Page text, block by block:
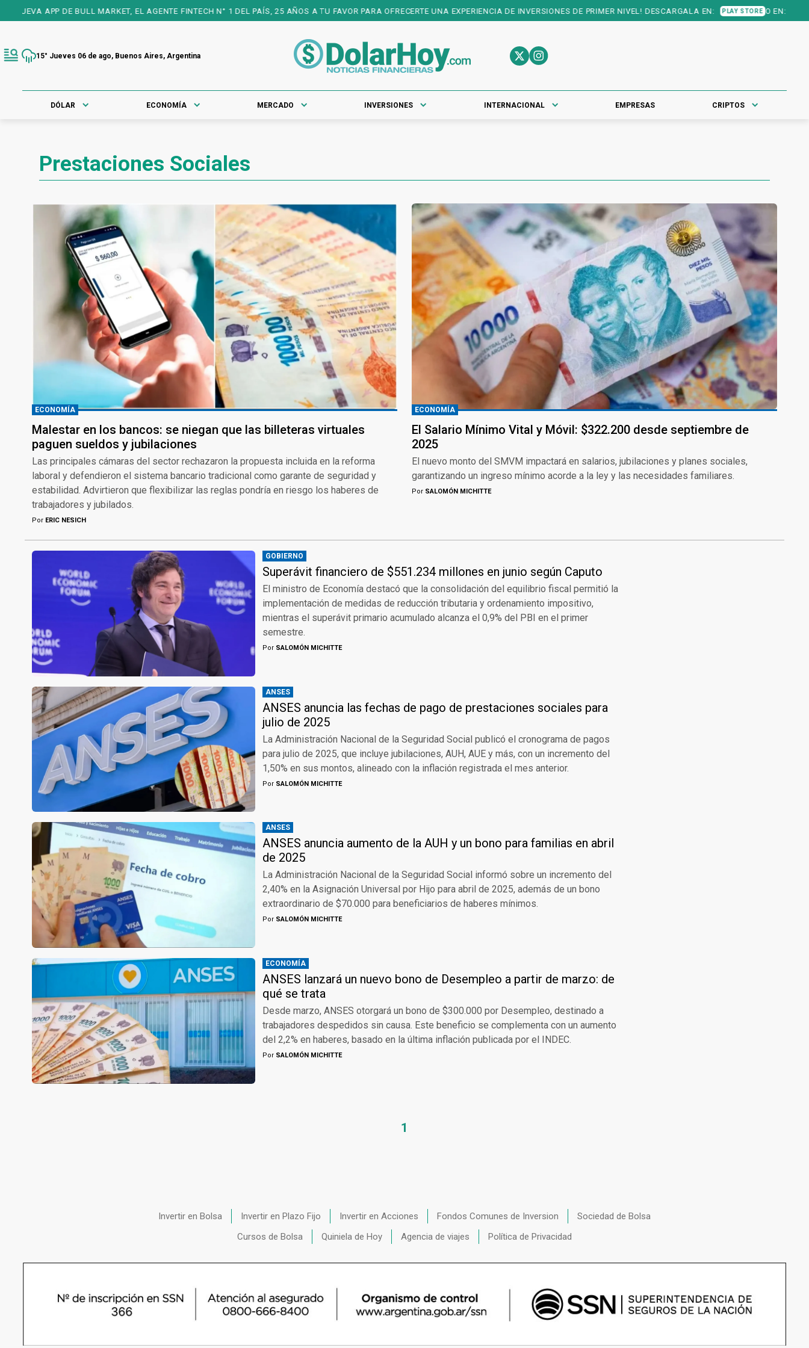
DE BULL MARKET, EL AGENTE FINTECH N° 1 DEL PAÍS, 25 AÑOS A TU FAVOR PARA OFRECERTE UNA EXPERIENCIA DE INVERSIONES DE PRIMER NIVEL! DESCARGALA EN: PLAY STORE O EN: APP STORE
15° Jueves 06 de ago, Buenos Aires, Argentina
DÓLAR ECONOMÍA MERCADO INVERSIONES INTERNACIONAL EMPRESAS CRIPTOS
Prestaciones Sociales
ECONOMÍA
Malestar en los bancos: se niegan que las billeteras virtuales
paguen sueldos y jubilaciones
Las principales cámaras del sector rechazaron la propuesta incluida en la reforma
laboral y defendieron el sistema bancario tradicional como garante de seguridad y
estabilidad. Advirtieron que flexibilizar las reglas pondría en riesgo los haberes de
trabajadores y jubilados.
Por ERIC NESICH
ECONOMÍA
El Salario Mínimo Vital y Móvil: $322.200 desde septiembre de
2025
El nuevo monto del SMVM impactará en salarios, jubilaciones y planes sociales,
garantizando un ingreso mínimo acorde a la ley y las necesidades familiares.
Por SALOMÓN MICHITTE
GOBIERNO
Superávit financiero de $551.234 millones en junio según Caputo
El ministro de Economía destacó que la consolidación del equilibrio fiscal permitió la
implementación de medidas de reducción tributaria y ordenamiento impositivo,
mientras el superávit primario acumulado alcanza el 0,9% del PBI en el primer
semestre.
Por SALOMÓN MICHITTE
ANSES
ANSES anuncia las fechas de pago de prestaciones sociales para
julio de 2025
La Administración Nacional de la Seguridad Social publicó el cronograma de pagos
para julio de 2025, que incluye jubilaciones, AUH, AUE y más, con un incremento del
1,50% en sus montos, alineado con la inflación registrada el mes anterior.
Por SALOMÓN MICHITTE
ANSES
ANSES anuncia aumento de la AUH y un bono para familias en abril
de 2025
La Administración Nacional de la Seguridad Social informó sobre un incremento del
2,40% en la Asignación Universal por Hijo para abril de 2025, además de un bono
extraordinario de $70.000 para beneficiarios de haberes mínimos.
Por SALOMÓN MICHITTE
ECONOMÍA
ANSES lanzará un nuevo bono de Desempleo a partir de marzo: de
qué se trata
Desde marzo, ANSES otorgará un bono de $300.000 por Desempleo, destinado a
trabajadores despedidos sin causa. Este beneficio se complementa con un aumento
del 2,2% en haberes, basado en la última inflación publicada por el INDEC.
Por SALOMÓN MICHITTE
1
Invertir en Bolsa Invertir en Plazo Fijo Invertir en Acciones Fondos Comunes de Inversion
Sociedad de Bolsa
Cursos de Bolsa
Quiniela de Hoy Agencia de viajes Política de Privacidad